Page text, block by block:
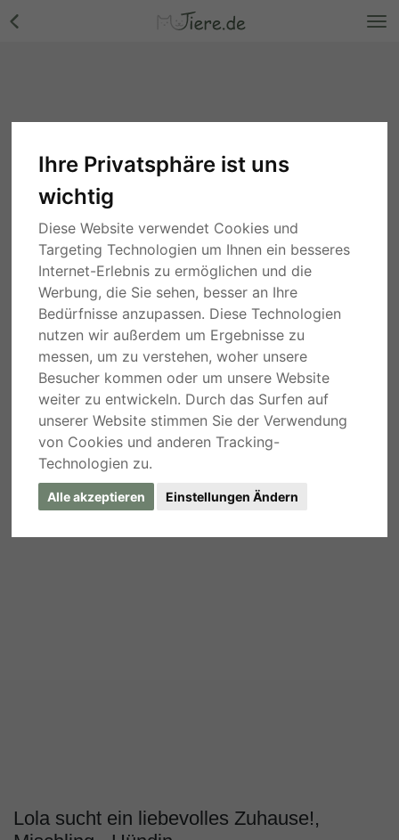
Ihre Privatsphäre ist uns
wichtig
Diese Website verwendet Cookies und
Targeting Technologien um Ihnen ein besseres
Internet-Erlebnis zu ermöglichen und die
Werbung, die Sie sehen, besser an Ihre
Bedürfnisse anzupassen. Diese Technologien
nutzen wir außerdem um Ergebnisse zu
messen, um zu verstehen, woher unsere
Besucher kommen oder um unsere Website
weiter zu entwickeln. Durch das Surfen auf
unserer Website stimmen Sie der Verwendung
von Cookies und anderen Tracking-
Technologien zu.
Alle akzeptieren Einstellungen Ändern
Lola sucht ein liebevolles Zuhause!,